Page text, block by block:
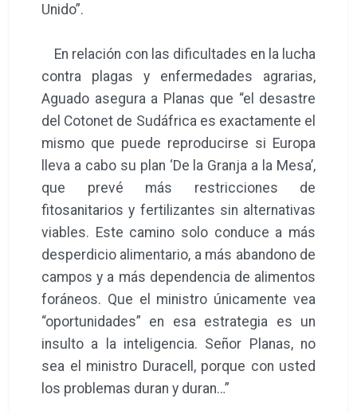
Unido”.
En relación con las dificultades en la lucha
contra plagas y enfermedades agrarias,
Aguado asegura a Planas que “el desastre
del Cotonet de Sudáfrica es exactamente el
mismo que puede reproducirse si Europa
lleva a cabo su plan ‘De la Granja a la Mesa’,
que prevé más restricciones de
fitosanitarios y fertilizantes sin alternativas
viables. Este camino solo conduce a más
desperdicio alimentario, a más abandono de
campos y a más dependencia de alimentos
foráneos. Que el ministro únicamente vea
“oportunidades” en esa estrategia es un
insulto a la inteligencia. Señor Planas, no
sea el ministro Duracell, porque con usted
los problemas duran y duran…”